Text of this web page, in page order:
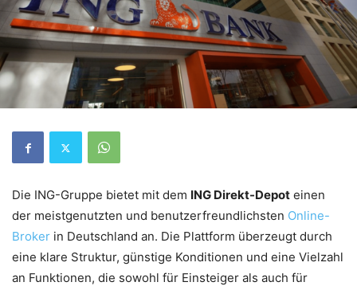
Die ING-Gruppe bietet mit dem ING Direkt-Depot einen
der meistgenutzten und benutzerfreundlichsten Online-
Broker in Deutschland an. Die Plattform überzeugt durch
eine klare Struktur, günstige Konditionen und eine Vielzahl
an Funktionen, die sowohl für Einsteiger als auch für